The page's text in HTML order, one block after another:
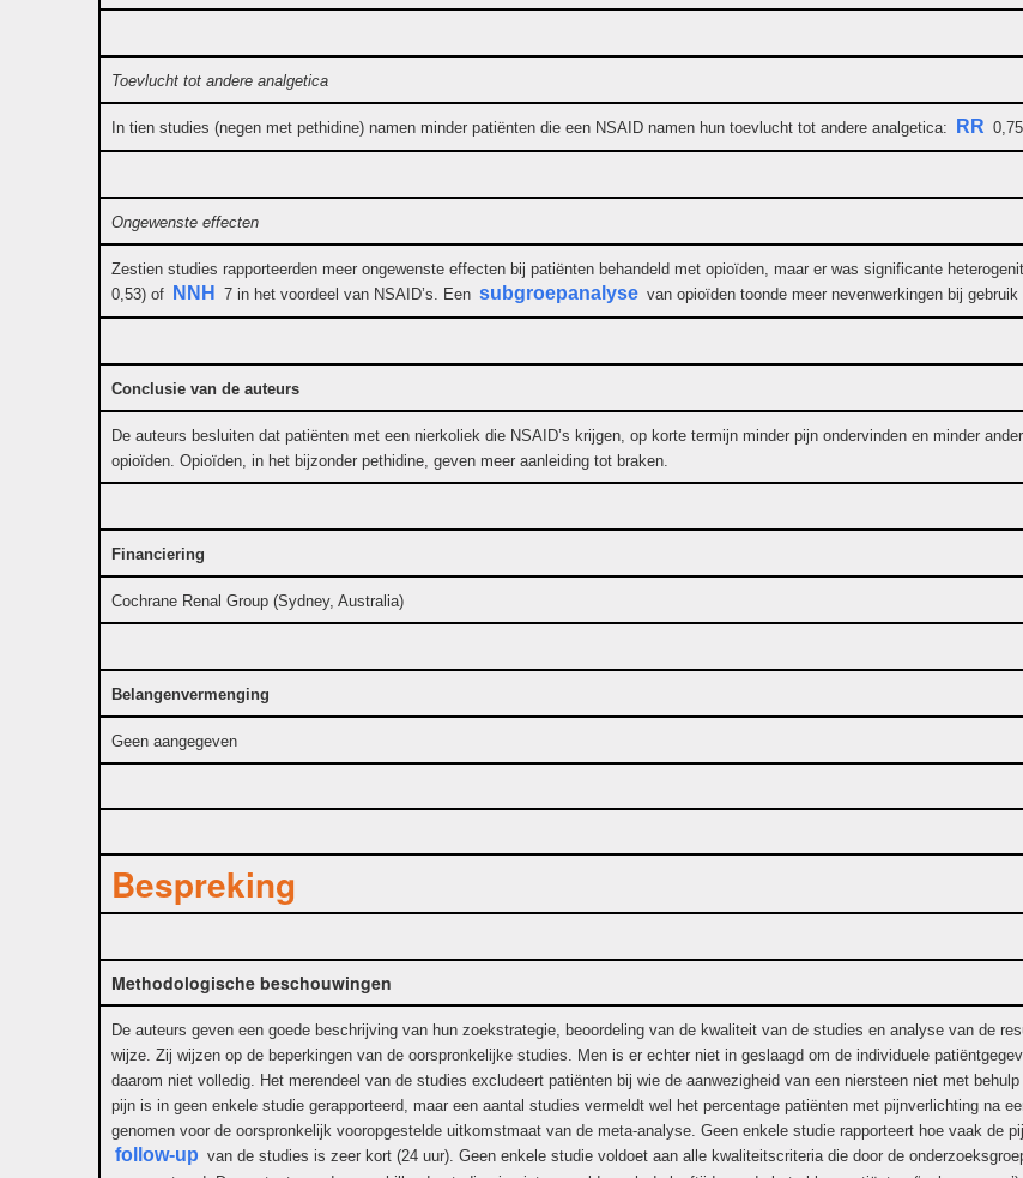
Toevlucht tot andere analgetica
In tien studies (negen met pethidine) namen minder patiënten die een NSAID namen hun toevlucht tot andere analgetica: RR
Ongewenste effecten
Zestien studies rapporteerden meer ongewenste effecten bij patiënten behandeld met opioïden, maar er was significante
0,53) of
NNH 7 in het voordeel van NSAID’s. Een subgroepanalyse van opioïden toonde meer nevenwerkingen bij gebruik
Conclusie van de auteurs
De auteurs besluiten dat patiënten met een nierkoliek die NSAID’s krijgen, op korte termijn minder pijn ondervinden en minder
opioïden. Opioïden, in het bijzonder pethidine, geven meer aanleiding tot braken.
Financiering
Cochrane Renal Group (Sydney, Australia)
Belangenvermenging
Geen aangegeven
Bespreking
Methodologische beschouwingen
De auteurs geven een goede beschrijving van hun zoekstrategie, beoordeling van de kwaliteit van de studies en analyse van de
wijze. Zij wijzen op de beperkingen van de oorspronkelijke studies. Men is er echter niet in geslaagd om de individuele
daarom niet volledig. Het merendeel van de studies excludeert patiënten bij wie de aanwezigheid van een niersteen niet met
pijn is in geen enkele studie gerapporteerd, maar een aantal studies vermeldt wel het percentage patiënten met pijnverlichting na
genomen voor de oorspronkelijk vooropgestelde uitkomstmaat van de meta-analyse. Geen enkele studie rapporteert hoe vaak de
follow-up van de studies is zeer kort (24 uur). Geen enkele studie voldoet aan alle kwaliteitscriteria die door de